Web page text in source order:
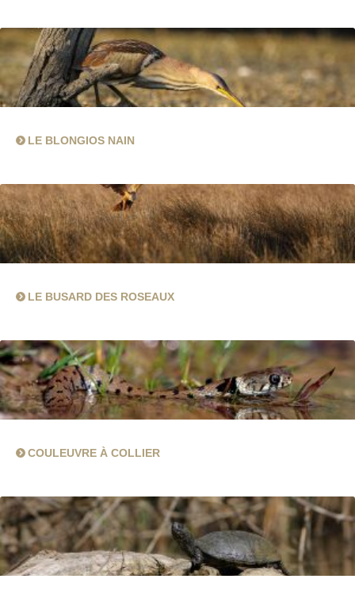
LE BLONGIOS NAIN
LE BUSARD DES ROSEAUX
COULEUVRE À COLLIER